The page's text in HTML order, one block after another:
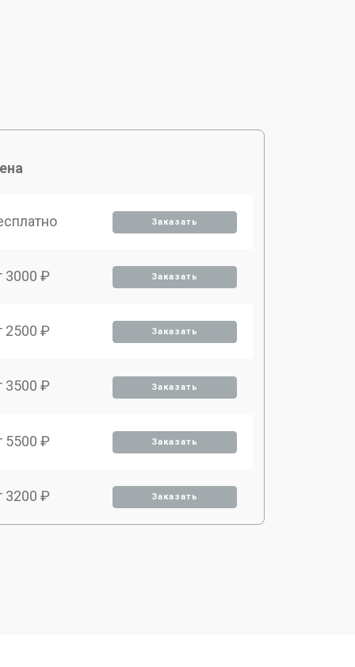
Заказать
3000 ₽ Заказать
2500 ₽ Заказать
3500 ₽ Заказать
5500 ₽ Заказать
3200 ₽ Заказать